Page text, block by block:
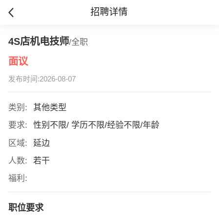
招聘详情
4S店机电技师/全职
面议
发布时间:2026-08-07
类别:
其他类型
要求:
性别不限/ 学历不限/经验不限/年龄
区域:
延边
人数:
若干
福利:
职位要求